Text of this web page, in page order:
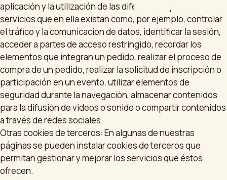
aplicación y la utilización de las diferentes opciones
servicios que en ella existan como, por ejemplo, controlar
el tráfico y la comunicación de datos, identificar la sesión,
acceder a partes de acceso restringido, recordar los
elementos que integran un pedido, realizar el proceso de
compra de un pedido, realizar la solicitud de inscripción o
participación en un evento, utilizar elementos de
seguridad durante la navegación, almacenar contenidos
para la difusión de videos o sonido o compartir contenidos
a través de redes sociales.
Otras cookies de terceros: En algunas de nuestras
páginas se pueden instalar cookies de terceros que
permitan gestionar y mejorar los servicios que éstos
ofrecen.